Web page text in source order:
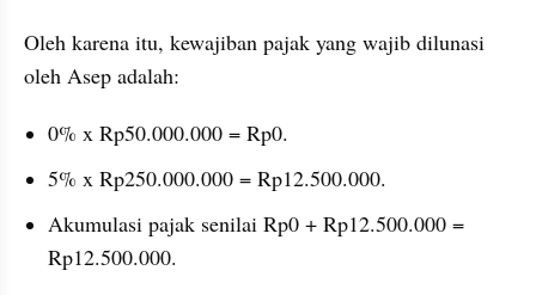
Oleh karena itu, kewajiban pajak yang wajib dilunasi
oleh Asep adalah:
0% x Rp50.000.000 = Rp0.
5% x Rp250.000.000 = Rp12.500.000.
Akumulasi pajak senilai Rp0 + Rp12.500.000 =
Rp12.500.000.